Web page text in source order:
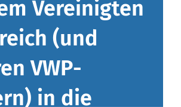
Vereinigten
(und
VWP-
in die